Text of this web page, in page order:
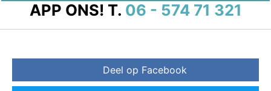
APP ONS! T. 06 - 574 71 321
Deel op Facebook